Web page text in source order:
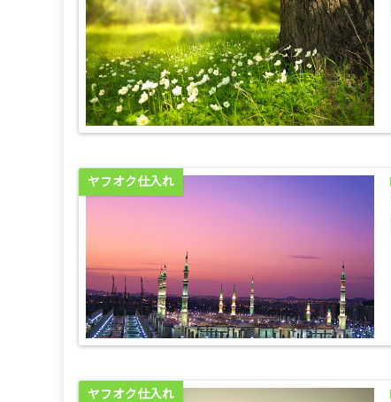
ヤフオク仕入れ
ヤフオク仕入れ